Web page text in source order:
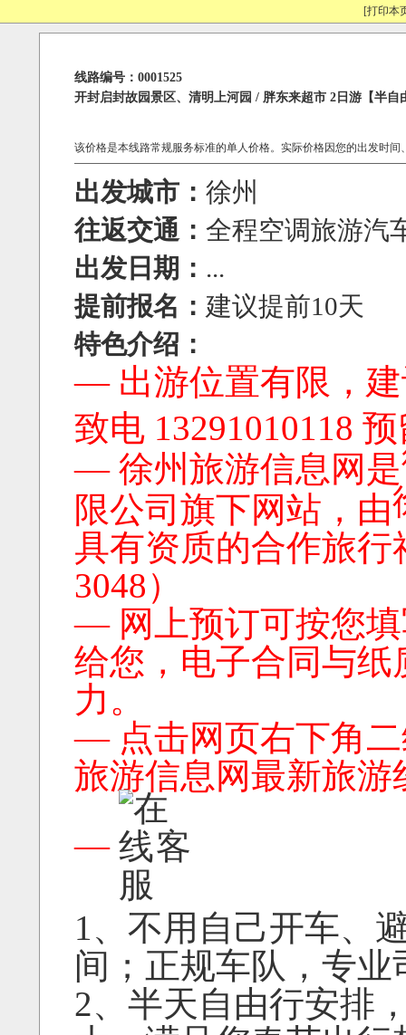
[打印本
线路编号：0001525
开封启封故园景区、清明上河园 / 胖东来超市 2日游【半自
该价格是本线路常规服务标准的单人价格。实际价格因您的出发时
出发城市：徐州
往返交通：全程空调旅游汽
出发日期： ...
提前报名： 建议提前10天
特色介绍：
— 出游位置有限，
致电 13291010118
— 徐州旅游信息网是
限公司旗下网站，由
具有资质的合作旅行
3048）
— 网上预订可按您
给您，电子合同与纸
力。
— 点击网页右下角
旅游信息网最新旅游
—
1、不用自己开车、
间；正规车队，专
2、半天自由行安排